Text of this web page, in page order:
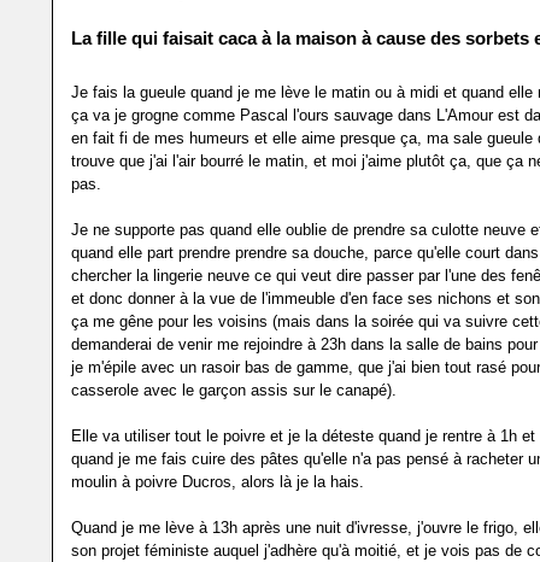
La fille qui faisait caca à la maison à cause des sorbets
Je fais la gueule quand je me lève le matin ou à midi et quand elle
ça va je grogne comme Pascal l'ours sauvage dans L'Amour est
en fait fi de mes humeurs et elle aime presque ça, ma sale gueule
trouve que j'ai l'air bourré le matin, et moi j'aime plutôt ça, que ça
pas.
Je ne supporte pas quand elle oublie de prendre sa culotte neuve
quand elle part prendre prendre sa douche, parce qu'elle court
chercher la lingerie neuve ce qui veut dire passer par l'une des
et donc donner à la vue de l'immeuble d'en face ses nichons et
ça me gêne pour les voisins (mais dans la soirée qui va suivre
demanderai de venir me rejoindre à 23h dans la salle de bains
je m'épile avec un rasoir bas de gamme, que j'ai bien tout rasé
casserole avec le garçon assis sur le canapé).
Elle va utiliser tout le poivre et je la déteste quand je rentre à 1h
quand je me fais cuire des pâtes qu'elle n'a pas pensé à racheter
moulin à poivre Ducros, alors là je la hais.
Quand je me lève à 13h après une nuit d'ivresse, j'ouvre le frigo,
son projet féministe auquel j'adhère qu'à moitié, et je vois pas de